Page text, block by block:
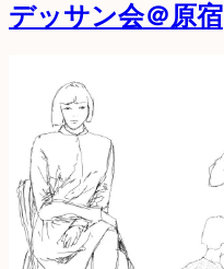
デッサン会＠原宿